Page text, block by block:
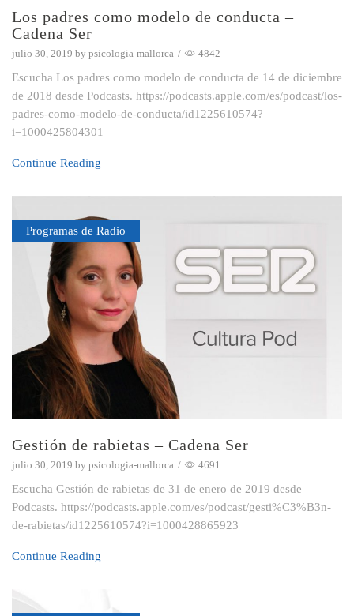
Los padres como modelo de conducta –
Cadena Ser
julio 30, 2019 by psicologia-mallorca / 4842
Escucha Los padres como modelo de conducta de 14 de diciembre
de 2018 desde Podcasts. https://podcasts.apple.com/es/podcast/los-
padres-como-modelo-de-conducta/id1225610574?
i=1000425804301
Continue Reading
Programas de Radio
Gestión de rabietas – Cadena Ser
julio 30, 2019 by psicologia-mallorca / 4691
Escucha Gestión de rabietas de 31 de enero de 2019 desde
Podcasts. https://podcasts.apple.com/es/podcast/gesti%C3%B3n-
de-rabietas/id1225610574?i=1000428865923
Continue Reading